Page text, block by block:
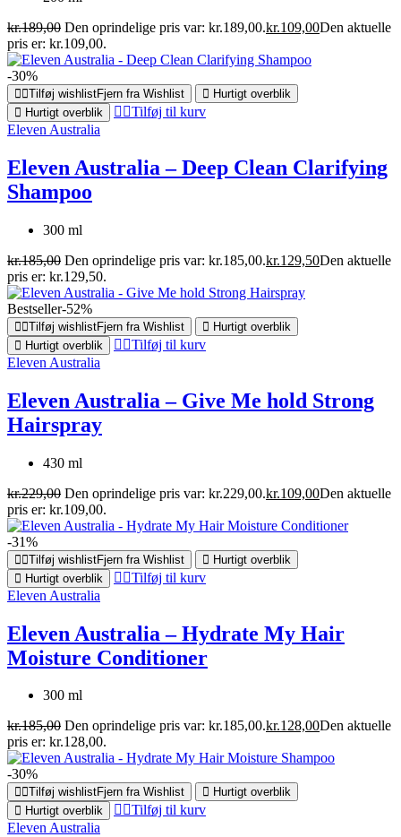
kr.189,00 Den oprindelige pris var: kr.189,00.kr.109,00Den aktuelle
pris er: kr.109,00.
-30%
Tilføj wishlistFjern fra Wishlist
Hurtigt overblik
Hurtigt overblik
Tilføj til kurv
Eleven Australia
Eleven Australia – Deep Clean Clarifying
Shampoo
300 ml
kr.185,00 Den oprindelige pris var: kr.185,00.kr.129,50Den aktuelle
pris er: kr.129,50.
Bestseller-52%
Tilføj wishlistFjern fra Wishlist
Hurtigt overblik
Hurtigt overblik
Tilføj til kurv
Eleven Australia
Eleven Australia – Give Me hold Strong
Hairspray
430 ml
kr.229,00 Den oprindelige pris var: kr.229,00.kr.109,00Den aktuelle
pris er: kr.109,00.
-31%
Tilføj wishlistFjern fra Wishlist
Hurtigt overblik
Hurtigt overblik
Tilføj til kurv
Eleven Australia
Eleven Australia – Hydrate My Hair
Moisture Conditioner
300 ml
kr.185,00 Den oprindelige pris var: kr.185,00.kr.128,00Den aktuelle
pris er: kr.128,00.
-30%
Tilføj wishlistFjern fra Wishlist
Hurtigt overblik
Hurtigt overblik
Tilføj til kurv
Eleven Australia